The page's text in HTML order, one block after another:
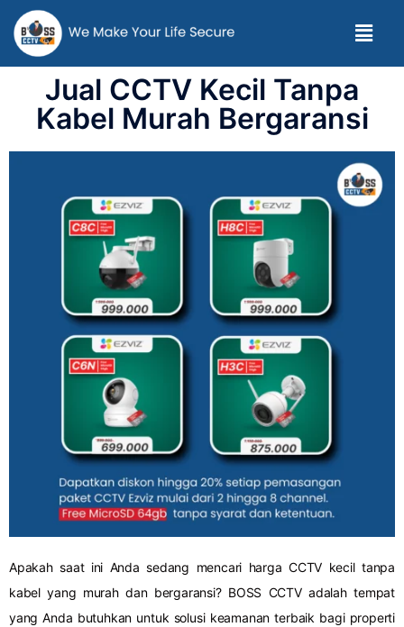
Jual CCTV Kecil Tanpa
Kabel Murah Bergaransi
Apakah saat ini Anda sedang mencari harga CCTV kecil tanpa
kabel yang murah dan bergaransi? BOSS CCTV adalah tempat
yang Anda butuhkan untuk solusi keamanan terbaik bagi properti